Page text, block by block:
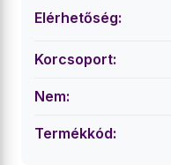
Elérhetőség:
Korcsoport:
Nem:
Termékkód: